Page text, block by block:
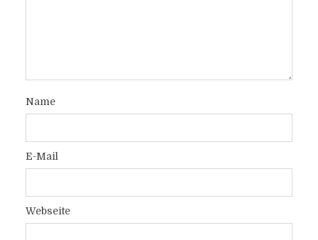
Name
E-Mail
Webseite